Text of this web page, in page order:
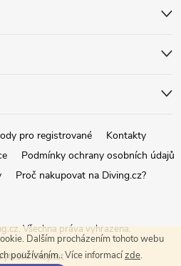
Dalším procházením tohoto webu
používáním.. Více informacízde.
pro registrované
Kontakty
Podmínky ochrany osobních údajů
Proč nakupovat na Diving.cz?
Shoptet
. Všechna práva vyhrazena.